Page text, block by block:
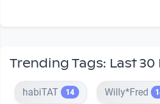
Trending Tags: Last 30
habiTAT 14 Willy*Fred